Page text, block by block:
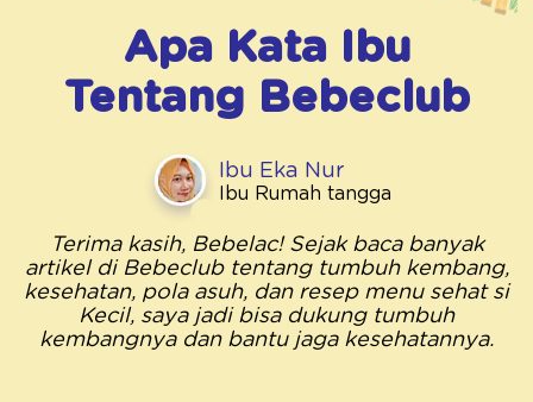
Apa Kata Ibu
Tentang Bebeclub
Ibu Eka Nur
Ibu Rumah tangga
Terima kasih, Bebelac! Sejak baca banyak
artikel di Bebeclub tentang tumbuh kembang,
kesehatan, pola asuh, dan resep menu sehat si
Kecil, saya jadi bisa dukung tumbuh
kembangnya dan bantu jaga kesehatannya.